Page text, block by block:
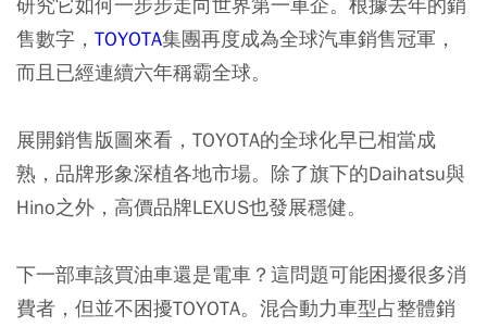
售數字， TOYOTA集團再度成為全球汽車銷售冠軍，
而且已經連續六年稱霸全球。
展開銷售版圖來看，TOYOTA的全球化早已相當成
熟，品牌形象深植各地市場。除了旗下的Daihatsu與
Hino之外，高價品牌LEXUS也發展穩健。
下一部車該買油車還是電車？這問題可能困擾很多消
費者，但並不困擾TOYOTA。混合動力車型占整體銷